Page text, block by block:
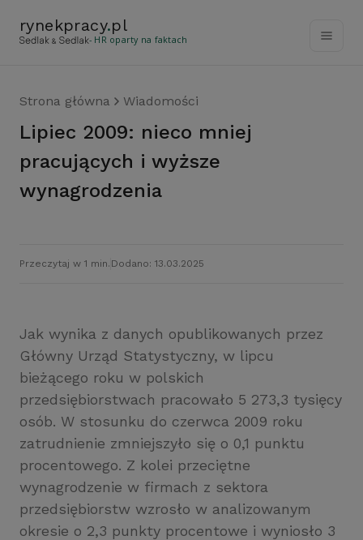
rynekpracy.pl
- HR oparty na faktach
Strona główna Wiadomości
Lipiec 2009: nieco mniej
pracujących i wyższe
wynagrodzenia
Przeczytaj w 1 min. Dodano: 13.03.2025
Jak wynika z danych opublikowanych przez
Główny Urząd Statystyczny, w lipcu
bieżącego roku w polskich
przedsiębiorstwach pracowało 5 273,3 tysięcy
osób. W stosunku do czerwca 2009 roku
zatrudnienie zmniejszyło się o 0,1 punktu
procentowego. Z kolei przeciętne
wynagrodzenie w firmach z sektora
przedsiębiorstw wzrosło w analizowanym
okresie o 2,3 punkty procentowe i wyniosło 3